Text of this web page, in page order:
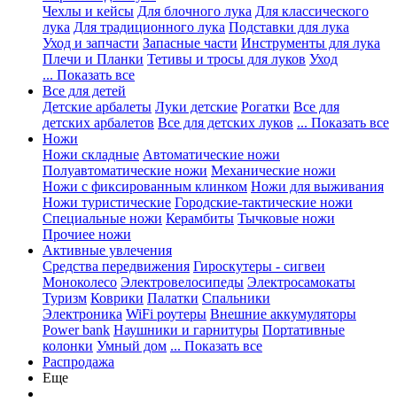
Чехлы и кейсы Для блочного лука Для классического
лука Для традиционного лука Подставки для лука
Уход и запчасти Запасные части Инструменты для лука
Плечи и Планки Тетивы и тросы для луков Уход
... Показать все
Все для детей
Детские арбалеты Луки детские Рогатки Все для
детских арбалетов Все для детских луков ... Показать все
Ножи
Ножи складные Автоматические ножи
Полуавтоматические ножи Механические ножи
Ножи с фиксированным клинком Ножи для выживания
Ножи туристические Городские-тактические ножи
Специальные ножи Керамбиты Тычковые ножи
Прочиее ножи
Активные увлечения
Средства передвижения Гироскутеры - сигвеи
Моноколесо Электровелосипеды Электросамокаты
Туризм Коврики Палатки Спальники
Электроника WiFi роутеры Внешние аккумуляторы
Power bank Наушники и гарнитуры Портативные
колонки Умный дом ... Показать все
Распродажа
Еще